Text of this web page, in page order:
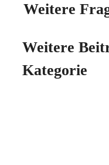
Weitere
Weitere
Kategorie